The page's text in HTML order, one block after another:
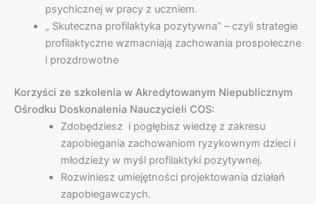
psychicznej w pracy z uczniem.
„ Skuteczna profilaktyka pozytywna” – czyli strategie
profilaktyczne wzmacniają zachowania prospołeczne
i prozdrowotne
Korzyści ze szkolenia w Akredytowanym Niepublicznym
Ośrodku Doskonalenia Nauczycieli COS:
Zdobędziesz i pogłębisz wiedzę z zakresu
zapobiegania zachowaniom ryzykownym dzieci i
młodzieży w myśl profilaktyki pozytywnej.
Rozwiniesz umiejętności projektowania działań
zapobiegawczych.